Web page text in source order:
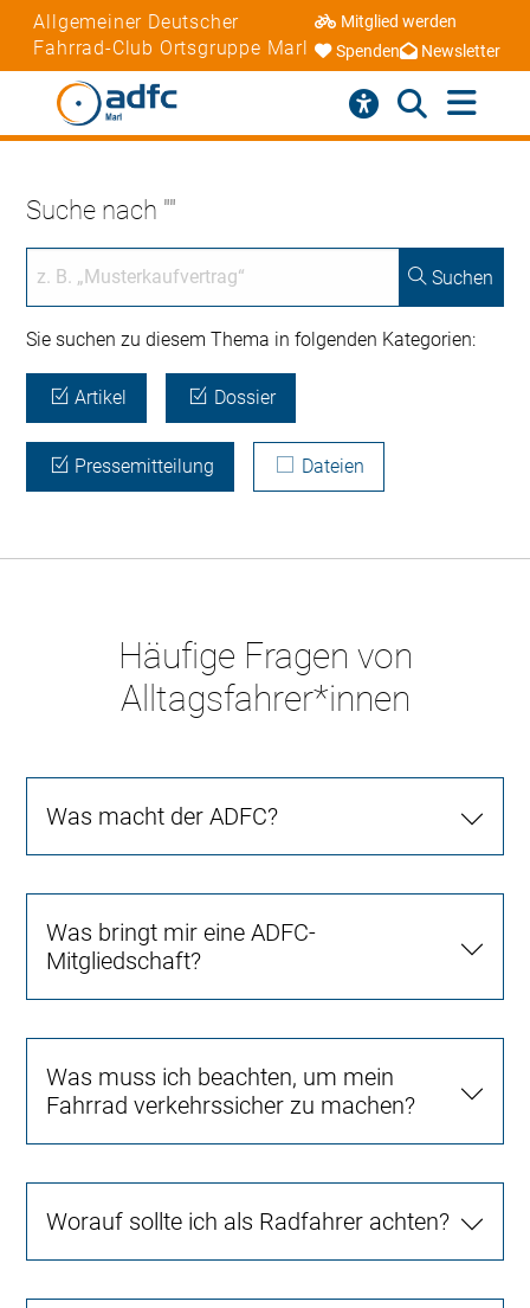
Allgemeiner Deutscher
Fahrrad-Club Ortsgruppe Marl
Mitglied werden
Spenden
Newsletter
Suche nach ""
Suchen
Sie suchen zu diesem Thema in folgenden Kategorien:
Artikel Dossier
Pressemitteilung Dateien
Häufige Fragen von
Alltagsfahrer*innen
Was macht der ADFC?
Was bringt mir eine ADFC-
Mitgliedschaft?
Was muss ich beachten, um mein
Fahrrad verkehrssicher zu machen?
Worauf sollte ich als Radfahrer achten?